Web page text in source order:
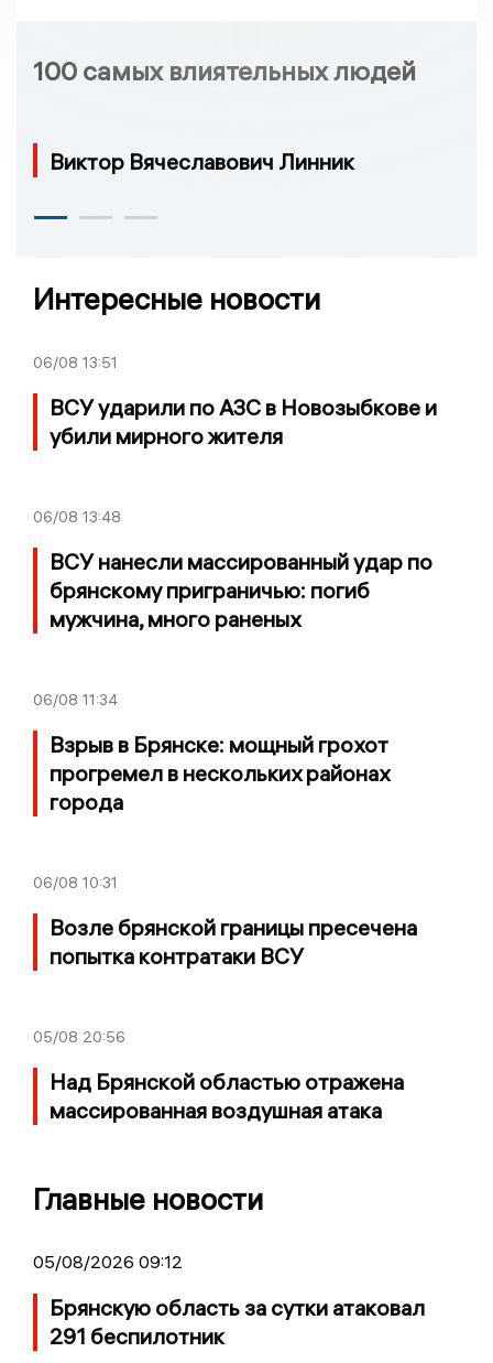
100 самых влиятельных людей
Виктор Вячеславович Линник
Интересные новости
06/08 13:51
ВСУ ударили по АЗС в Новозыбкове и
убили мирного жителя
06/08 13:48
ВСУ нанесли массированный удар по
брянскому приграничью: погиб
мужчина, много раненых
06/08 11:34
Взрыв в Брянске: мощный грохот
прогремел в нескольких районах
города
06/08 10:31
Возле брянской границы пресечена
попытка контратаки ВСУ
05/08 20:56
Над Брянской областью отражена
массированная воздушная атака
Главные новости
05/08/2026 09:12
Брянскую область за сутки атаковал
291 беспилотник